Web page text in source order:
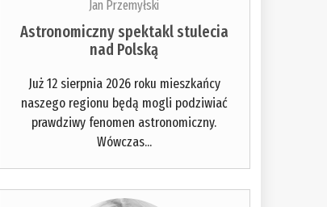
Jan Przemyłski
Astronomiczny spektakl stulecia
nad Polską
Już 12 sierpnia 2026 roku mieszkańcy
naszego regionu będą mogli podziwiać
prawdziwy fenomen astronomiczny.
Wówczas...